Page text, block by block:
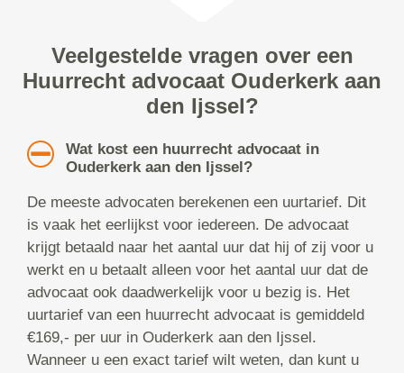
Veelgestelde vragen over een
Huurrecht advocaat Ouderkerk aan
den Ijssel?
Wat kost een huurrecht advocaat in
Ouderkerk aan den Ijssel?
De meeste advocaten berekenen een uurtarief. Dit
is vaak het eerlijkst voor iedereen. De advocaat
krijgt betaald naar het aantal uur dat hij of zij voor u
werkt en u betaalt alleen voor het aantal uur dat de
advocaat ook daadwerkelijk voor u bezig is. Het
uurtarief van een huurrecht advocaat is gemiddeld
€169,- per uur in Ouderkerk aan den Ijssel.
Wanneer u een exact tarief wilt weten, dan kunt u